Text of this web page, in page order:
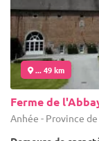
... 49 km
Ferme de
Anhée - Province